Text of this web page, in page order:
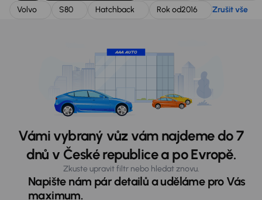
Volvo
S80 Hatchback Rok od2016 Zrušit vše
Vámi vybraný vůz vám najdeme do 7
dnů v České republice a po Evropě.
Zkuste upravit filtr nebo hledat znovu.
Napište nám pár detailů a uděláme pro Vás
maximum.